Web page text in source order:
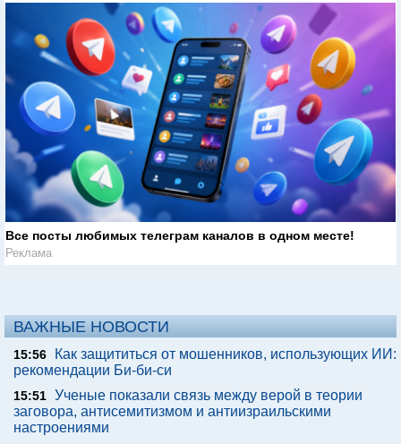
Все посты любимых телеграм каналов в одном месте!
Реклама
ВАЖНЫЕ НОВОСТИ
15:56
Как защититься от мошенников, использующих ИИ:
рекомендации Би-би-си
15:51 Ученые показали связь между верой в теории
заговора, антисемитизмом и антиизраильскими
настроениями